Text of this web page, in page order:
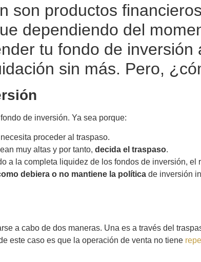
son productos
dependiendo del
tu fondo de
sin más. Pero,
de inversión. Ya sea porque:
proceder al traspaso.
muy altas y por tanto, decida el traspaso.
a la completa liquidez de los fondos de inversión,
debiera o no mantiene la política de inversión
a cabo de dos maneras. Una es a través del
este caso es que la operación de venta no tiene